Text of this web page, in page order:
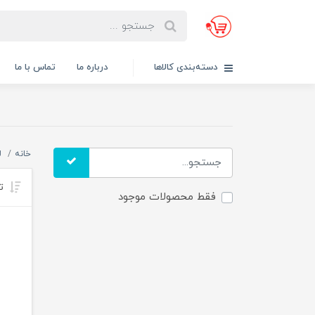
دسته‌بندی کالاها درباره ما تماس با ما
فقط محصولات موجود
خانه